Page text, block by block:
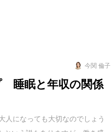
今関 倫子
睡眠と年収の関係
人になっても大切なのでしょう